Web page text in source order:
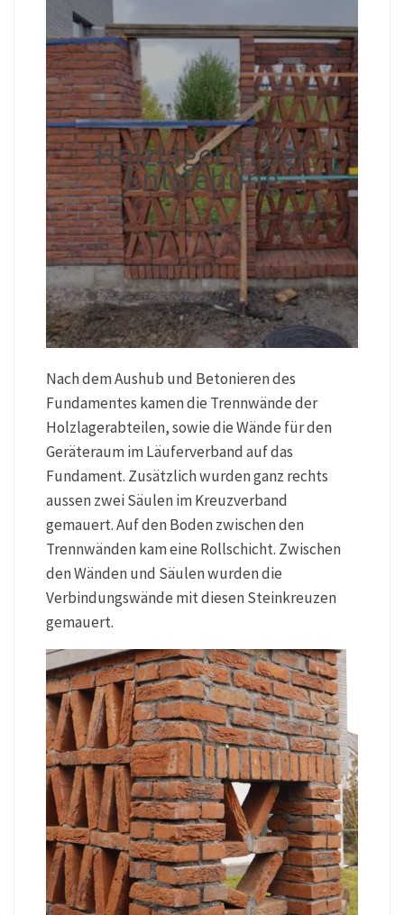
Holzlager in der
Entstehung
Nach dem Aushub und Betonieren des
Fundamentes kamen die Trennwände der
Holzlagerabteilen, sowie die Wände für den
Geräteraum im Läuferverband auf das
Fundament. Zusätzlich wurden ganz rechts
aussen zwei Säulen im Kreuzverband
gemauert. Auf den Boden zwischen den
Trennwänden kam eine Rollschicht. Zwischen
den Wänden und Säulen wurden die
Verbindungswände mit diesen Steinkreuzen
gemauert.